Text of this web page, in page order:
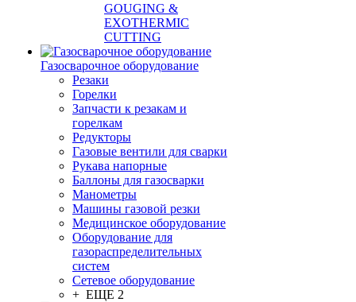
GOUGING &
EXOTHERMIC
CUTTING
Газосварочное оборудование
Резаки
Горелки
Запчасти к резакам и
горелкам
Редукторы
Газовые вентили для сварки
Рукава напорные
Баллоны для газосварки
Манометры
Машины газовой резки
Медицинское оборудование
Оборудование для
газораспределительных
систем
Сетевое оборудование
+ ЕЩЕ 2